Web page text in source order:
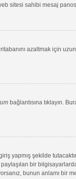
sitesi sahibi mesaj
azaltmak için
bağlantısına tıklayın.
şekilde
bir
bunun anlamı bir